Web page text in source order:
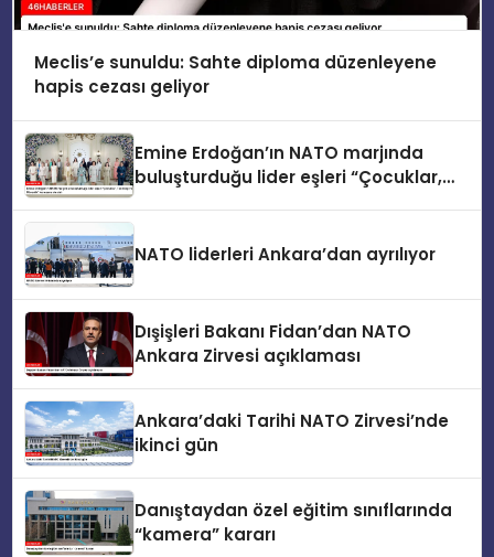
Meclis’e sunuldu: Sahte diploma düzenleyene
hapis cezası geliyor
Emine Erdoğan’ın NATO marjında
buluşturduğu lider eşleri “Çocuklar,
NATO liderleri Ankara’dan ayrılıyor
Dışişleri Bakanı Fidan’dan NATO
Ankara Zirvesi açıklaması
Ankara’daki Tarihi NATO Zirvesi’nde
ikinci gün
Danıştaydan özel eğitim sınıflarında
“kamera” kararı